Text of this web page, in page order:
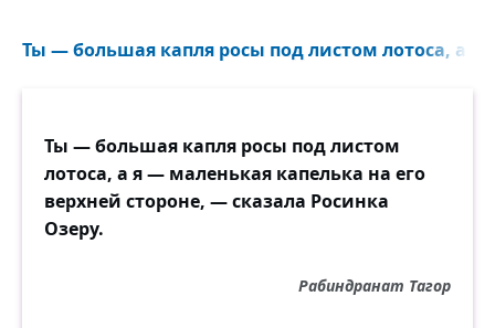
Ты — большая капля росы под листом лотоса, а я
Ты — большая капля росы под листом
лотоса, а я — маленькая капелька на его
верхней стороне, — сказала Росинка
Озеру.
Рабиндранат Тагор